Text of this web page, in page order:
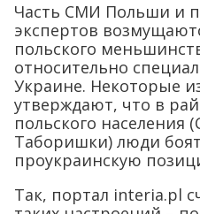
Часть СМИ Польши и
экспертов
польского
относительно
Украине. Некоторые
утверждают, что в
польского
Таборишки) люди
проукраинскую
Так, портал interia.pl